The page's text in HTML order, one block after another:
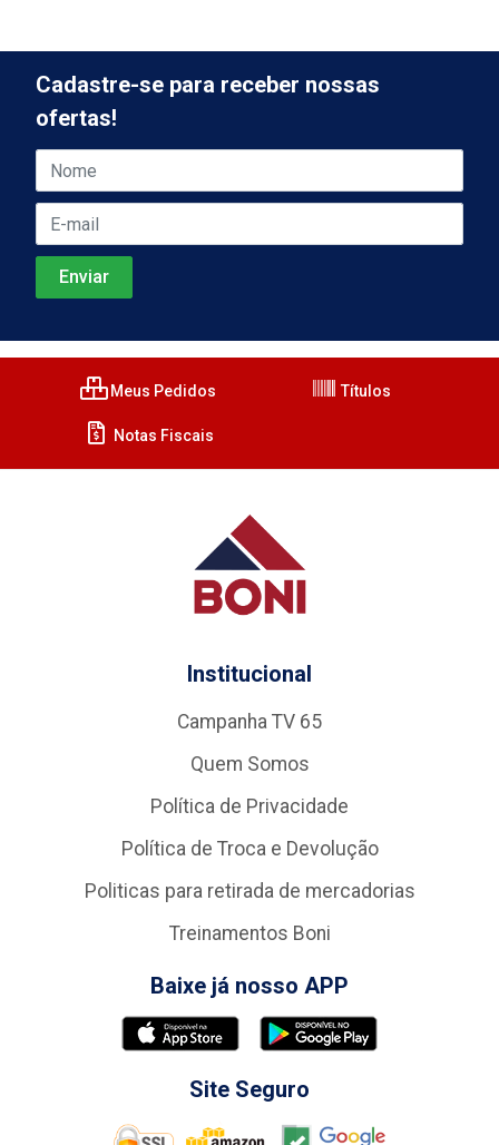
Cadastre-se para receber nossas
ofertas!
Meus Pedidos Títulos
Notas Fiscais
Institucional
Campanha TV 65
Quem Somos
Política de Privacidade
Política de Troca e Devolução
Politicas para retirada de mercadorias
Treinamentos Boni
Baixe já nosso APP
Site Seguro